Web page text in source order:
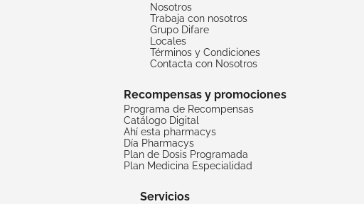
Nosotros
Trabaja con nosotros
Grupo Difare
Locales
Términos y Condiciones
Contacta con Nosotros
Recompensas y promociones
Programa de Recompensas
Catálogo Digital
Ahí esta pharmacys
Día Pharmacys
Plan de Dosis Programada
Plan Medicina Especialidad
Servicios